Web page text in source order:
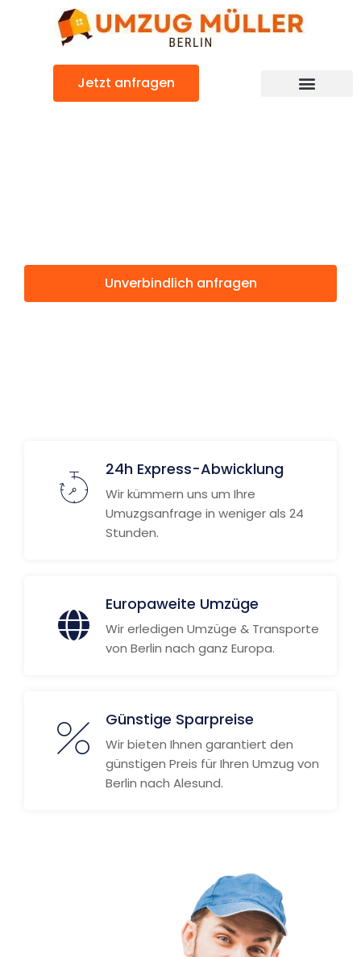
Jetzt anfragen
Unverbindlich anfragen
24h Express-Abwicklung
Wir kümmern uns um Ihre
Umuzgsanfrage in weniger als 24
Stunden.
Europaweite Umzüge
Wir erledigen Umzüge & Transporte
von Berlin nach ganz Europa.
Günstige Sparpreise
Wir bieten Ihnen garantiert den
günstigen Preis für Ihren Umzug von
Berlin nach Alesund.